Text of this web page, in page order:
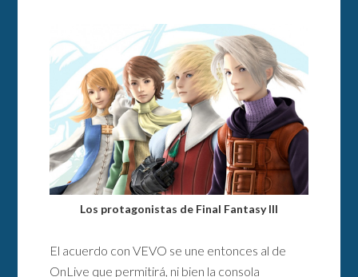
Los protagonistas de Final Fantasy III
El acuerdo con VEVO se une entonces al de
OnLive que permitirá, ni bien la consola